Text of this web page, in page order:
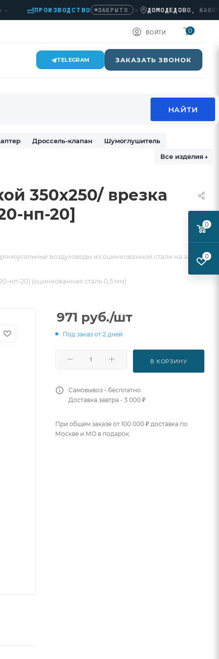
ПРОИЗВОДСТВО ЗАКРЫТО › ДОМОДЕДОВО,
ВОЙТИ 0
TELEGRAM ЗАКАЗАТЬ ЗВОНОК
Дроссель-клапан
Шумоглушитель
Все изделия ↓
350х250/ врезка
нп-20]
воздуховоды из оцинкованной стали на заказ
нп-20] (оцинкованная сталь 0,5 мм)
971 руб./шт
Под заказ от 2 дней
В КОРЗИНУ
Самовывоз - бесплатно
Доставка завтра - 3 000 ₽
При общем заказе от 100 000 ₽ доставка по
Москве и МО в подарок.
0
0